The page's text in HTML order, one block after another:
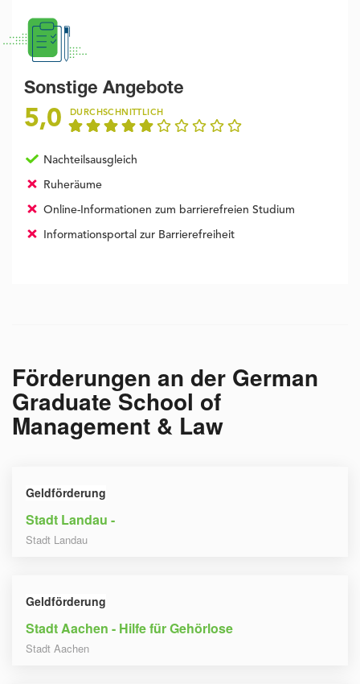
Sonstige Angebote
5,0 DURCHSCHNITTLICH
Nachteilsausgleich
Ruheräume
Online-Informationen zum barrierefreien Studium
Informationsportal zur Barrierefreiheit
Förderungen an der German
Graduate School of
Management & Law
Geldförderung
Stadt Landau -
Stadt Landau
Geldförderung
Stadt Aachen - Hilfe für Gehörlose
Stadt Aachen